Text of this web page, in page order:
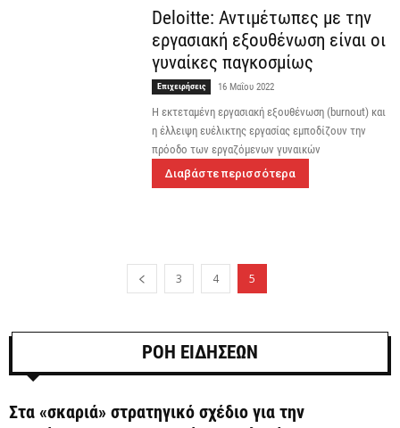
Deloitte: Αντιμέτωπες με την
εργασιακή εξουθένωση είναι οι
γυναίκες παγκοσμίως
Επιχειρήσεις 16 Μαΐου 2022
Η εκτεταμένη εργασιακή εξουθένωση (burnout) και
η έλλειψη ευέλικτης εργασίας εμποδίζουν την
πρόοδο των εργαζόμενων γυναικών
Διαβάστε περισσότερα
3 4 5
ΡΟΗ ΕΙΔΗΣΕΩΝ
Στα «σκαριά» στρατηγικό σχέδιο για την